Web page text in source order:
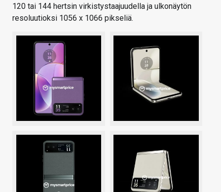
120 tai 144 hertsin virkistystaajuudella ja ulkonäytön
resoluutioksi 1056 x 1066 pikseliä.